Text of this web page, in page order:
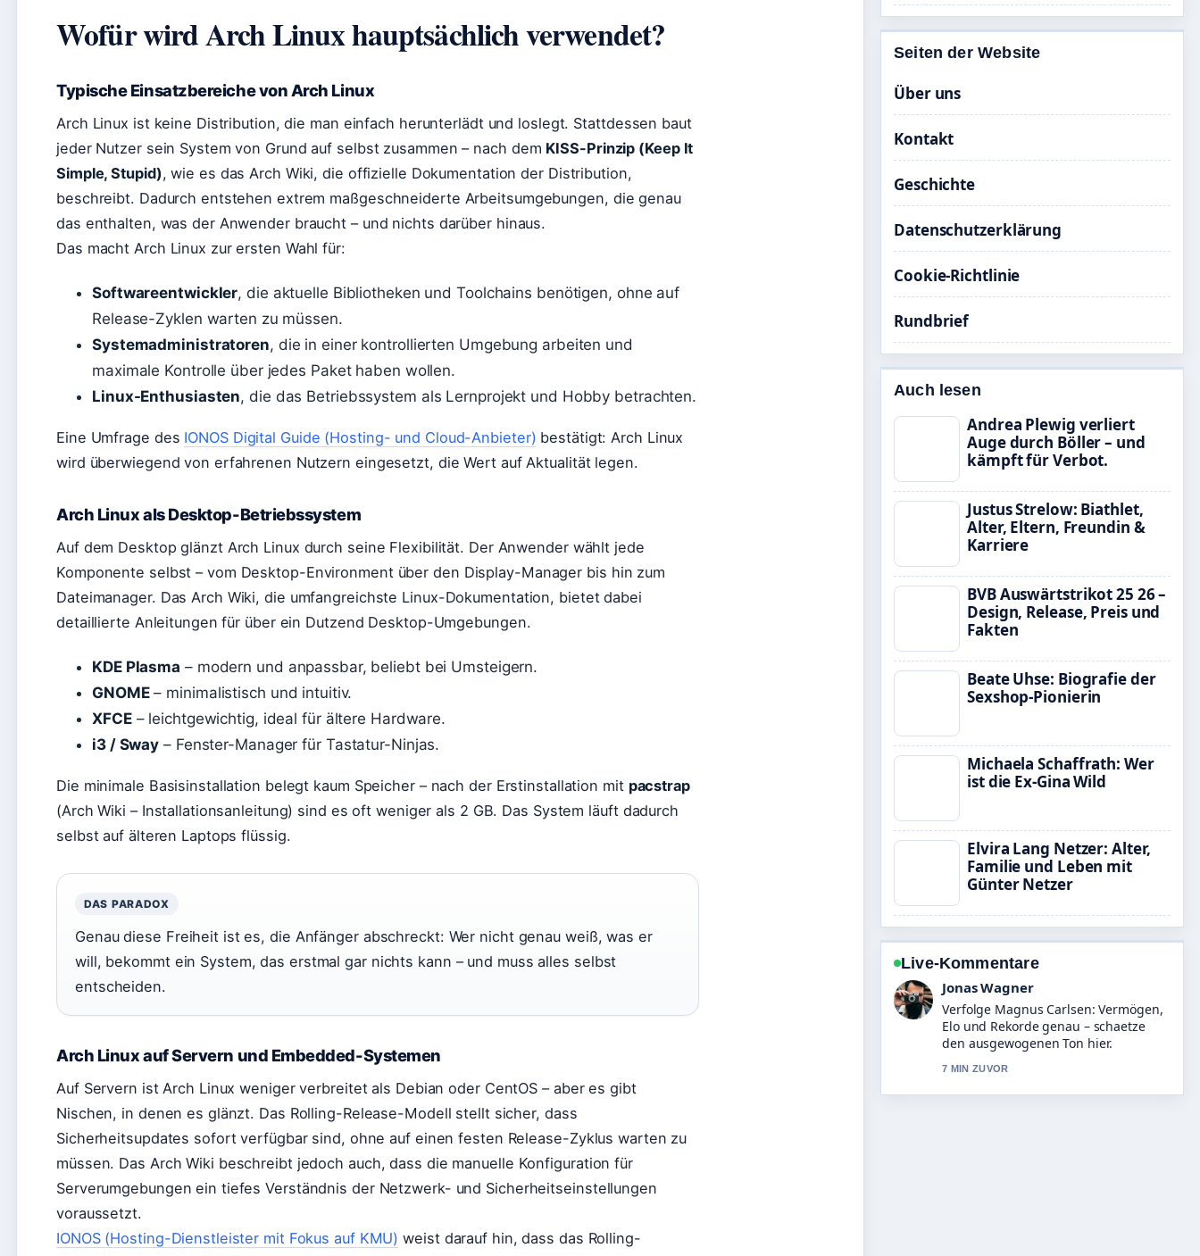
Wofür wird Arch Linux hauptsächlich verwendet?
Typische Einsatzbereiche von Arch Linux
Arch Linux ist keine Distribution, die man einfach herunterlädt und loslegt. Stattdessen baut
jeder Nutzer sein System von Grund auf selbst zusammen – nach dem KISS-Prinzip (Keep It
Simple, Stupid), wie es das Arch Wiki, die offizielle Dokumentation der Distribution,
beschreibt. Dadurch entstehen extrem maßgeschneiderte Arbeitsumgebungen, die genau
das enthalten, was der Anwender braucht – und nichts darüber hinaus.
Das macht Arch Linux zur ersten Wahl für:
Softwareentwickler, die aktuelle Bibliotheken und Toolchains benötigen, ohne auf
Release-Zyklen warten zu müssen.
Systemadministratoren, die in einer kontrollierten Umgebung arbeiten und
maximale Kontrolle über jedes Paket haben wollen.
Linux-Enthusiasten, die das Betriebssystem als Lernprojekt und Hobby betrachten.
Eine Umfrage des IONOS Digital Guide (Hosting- und Cloud-Anbieter) bestätigt: Arch Linux
wird überwiegend von erfahrenen Nutzern eingesetzt, die Wert auf Aktualität legen.
Arch Linux als Desktop-Betriebssystem
Auf dem Desktop glänzt Arch Linux durch seine Flexibilität. Der Anwender wählt jede
Komponente selbst – vom Desktop-Environment über den Display-Manager bis hin zum
Dateimanager. Das Arch Wiki, die umfangreichste Linux-Dokumentation, bietet dabei
detaillierte Anleitungen für über ein Dutzend Desktop-Umgebungen.
KDE Plasma – modern und anpassbar, beliebt bei Umsteigern.
GNOME– minimalistisch und intuitiv.
XFCE– leichtgewichtig, ideal für ältere Hardware.
i3 / Sway – Fenster-Manager für Tastatur-Ninjas.
Die minimale Basisinstallation belegt kaum Speicher – nach der Erstinstallation mit pacstrap
(Arch Wiki – Installationsanleitung) sind es oft weniger als 2 GB. Das System läuft dadurch
selbst auf älteren Laptops flüssig.
DAS PARADOX
Genau diese Freiheit ist es, die Anfänger abschreckt: Wer nicht genau weiß, was er
will, bekommt ein System, das erstmal gar nichts kann – und muss alles selbst
entscheiden.
Arch Linux auf Servern und Embedded-Systemen
Auf Servern ist Arch Linux weniger verbreitet als Debian oder CentOS – aber es gibt
Nischen, in denen es glänzt. Das Rolling-Release-Modell stellt sicher, dass
Sicherheitsupdates sofort verfügbar sind, ohne auf einen festen Release-Zyklus warten zu
müssen. Das Arch Wiki beschreibt jedoch auch, dass die manuelle Konfiguration für
Serverumgebungen ein tiefes Verständnis der Netzwerk- und Sicherheitseinstellungen
voraussetzt.
IONOS (Hosting-Dienstleister mit Fokus auf KMU) weist darauf hin, dass das Rolling-
Seiten der Website
Über uns
Kontakt
Geschichte
Datenschutzerklärung
Cookie-Richtlinie
Rundbrief
Auch lesen
Andrea Plewig verliert
Auge durch Böller – und
kämpft für Verbot.
Justus Strelow: Biathlet,
Alter, Eltern, Freundin &
Karriere
BVB Auswärtstrikot 25 26 –
Design, Release, Preis und
Fakten
Beate Uhse: Biografie der
Sexshop-Pionierin
Michaela Schaffrath: Wer
ist die Ex-Gina Wild
Elvira Lang Netzer: Alter,
Familie und Leben mit
Günter Netzer
Live-Kommentare
Lena Schmidt
Hilfreicher Kontext zu Morgan
Freeman heute: Diagnose, Partner,
Wohnort und.... Bitte haltet diesen